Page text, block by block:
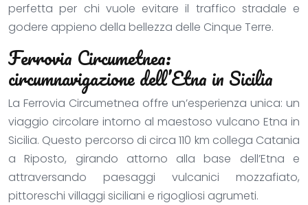
perfetta per chi vuole evitare il traffico stradale e
godere appieno della bellezza delle Cinque Terre.
Ferrovia Circumetnea:
circumnavigazione dell’Etna in Sicilia
La Ferrovia Circumetnea offre un’esperienza unica: un
viaggio circolare intorno al maestoso vulcano Etna in
Sicilia. Questo percorso di circa 110 km collega Catania
a Riposto, girando attorno alla base dell’Etna e
attraversando paesaggi vulcanici mozzafiato,
pittoreschi villaggi siciliani e rigogliosi agrumeti.